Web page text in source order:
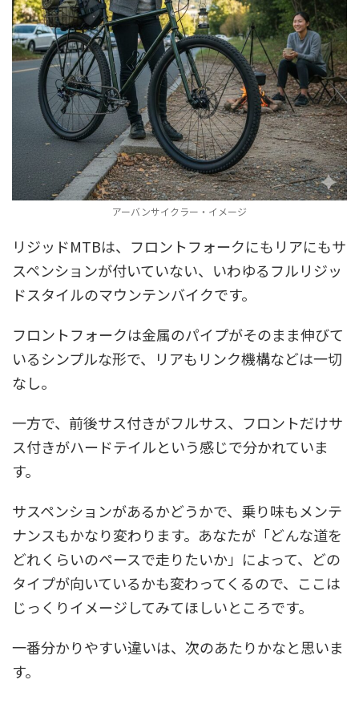
アーバンサイクラー・イメージ
リジッドMTBは、フロントフォークにもリアにもサ
スペンションが付いていない、いわゆるフルリジッ
ドスタイルのマウンテンバイクです。
フロントフォークは金属のパイプがそのまま伸びて
いるシンプルな形で、リアもリンク機構などは一切
なし。
一方で、前後サス付きがフルサス、フロントだけサ
ス付きがハードテイルという感じで分かれていま
す。
サスペンションがあるかどうかで、乗り味もメンテ
ナンスもかなり変わります。あなたが「どんな道を
どれくらいのペースで走りたいか」によって、どの
タイプが向いているかも変わってくるので、ここは
じっくりイメージしてみてほしいところです。
一番分かりやすい違いは、次のあたりかなと思いま
す。